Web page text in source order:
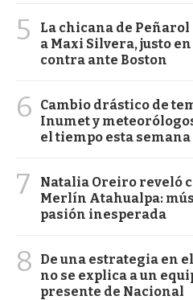
5
La chicana de
a Maxi Silvera, justo
contra ante Boston
6
Cambio drástico de
Inumet y
el tiempo esta semana
7
Natalia Oreiro reveló
Merlín Atahualpa:
pasión inesperada
8
De una estrategia en
no se explica a un
presente de Nacional